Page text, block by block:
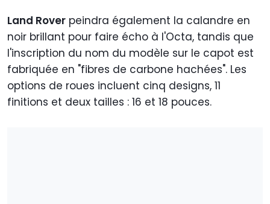
Land Rover peindra également la calandre en
noir brillant pour faire écho à l'Octa, tandis que
l'inscription du nom du modèle sur le capot est
fabriquée en "fibres de carbone hachées". Les
options de roues incluent cinq designs, 11
finitions et deux tailles : 16 et 18 pouces.